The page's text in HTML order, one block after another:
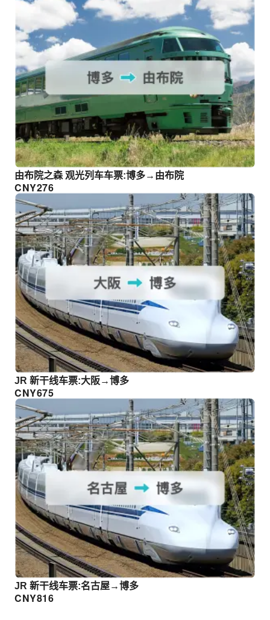
由布院之森 观光列车车票:博多→由布院
CNY276
JR 新干线车票:大阪→博多
CNY675
JR 新干线车票:名古屋→博多
CNY816